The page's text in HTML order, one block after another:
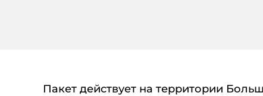
Пакет действует на территории